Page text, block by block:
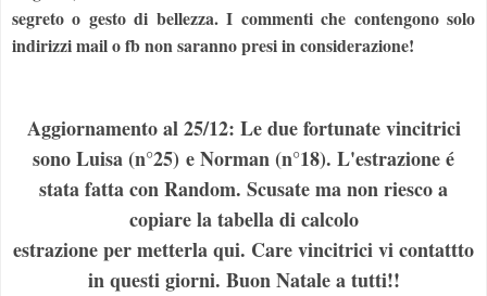
segreto o gesto di bellezza. I commenti che contengono solo
indirizzi mail o fb non saranno presi in considerazione!
Aggiornamento al 25/12: Le due fortunate vincitrici
sono Luisa (n°25) e Norman (n°18). L'estrazione é
stata fatta con Random. Scusate ma non riesco a
copiare la tabella di calcolo
estrazione per metterla qui. Care vincitrici vi contattto
in questi giorni. Buon Natale a tutti!!